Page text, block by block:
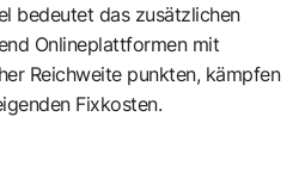
bedeutet das zusätzlichen
Onlineplattformen mit
Reichweite punkten, kämpfen
Fixkosten.